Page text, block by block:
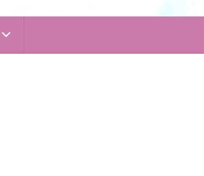
교육대학원
복지대학원
입학원서
다문화교